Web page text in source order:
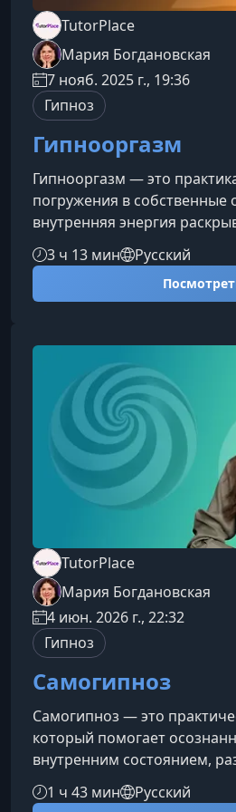
TutorPlace
Мария Богдановская
7 нояб. 2025 г., 19:36
Гипноз
Гипнооргазм
Гипнооргазм — это
погружения в
внутренняя энергия
естественно, а тело учится
импульсы удовольствия
напряжения. Курс поможет
наслаждения.Что вы
курсеПрограмма сочетает
расслабления,
телесной
рас
3 ч 13 мин Русский
TutorPlace
Мария Богдановская
4 июн. 2026 г., 22:32
Гипноз
Самогипноз
Самогипноз — это
который помогает
внутренним состоянием,
концентрацию и
ресурсы психики. Этот курс
1 ч 43 мин Русский